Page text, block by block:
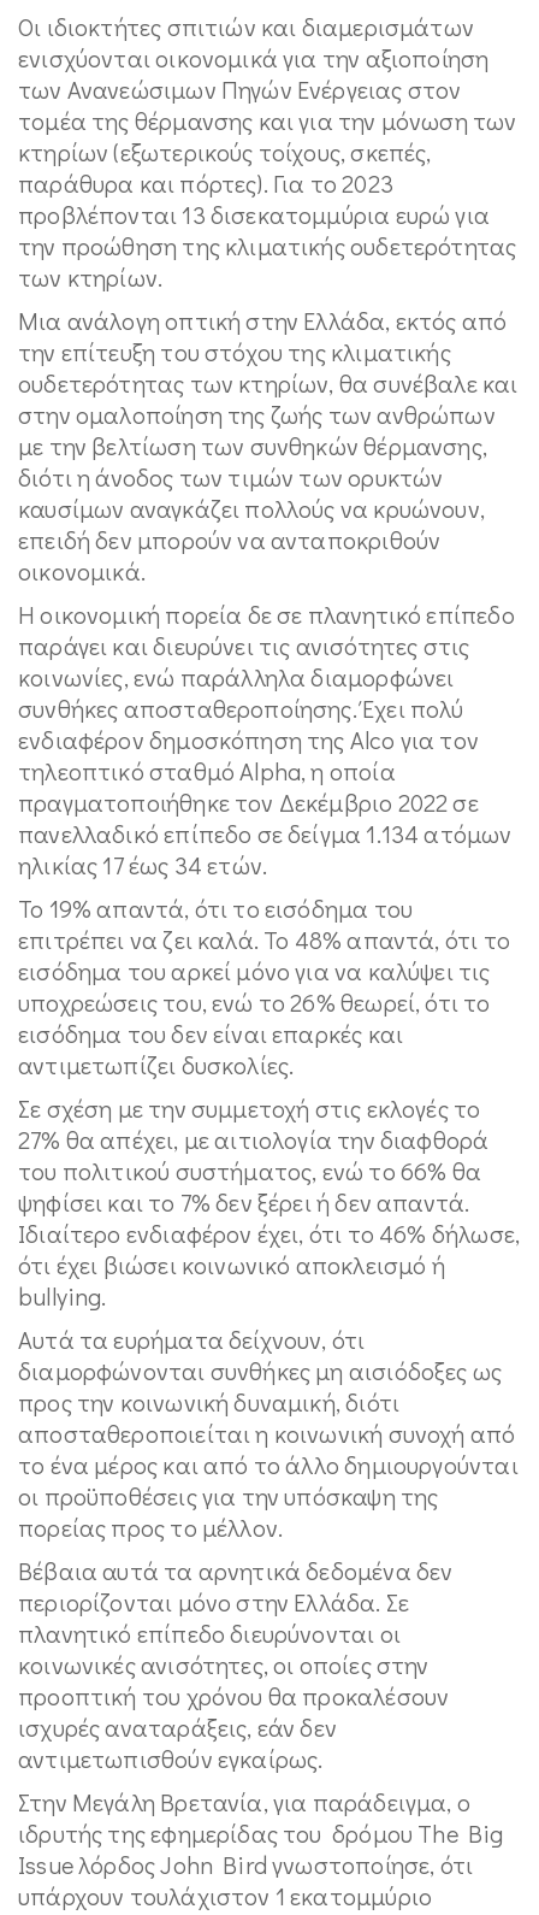
Οι ιδιοκτήτες σπιτιών και διαμερισμάτων
ενισχύονται οικονομικά για την αξιοποίηση
των Ανανεώσιμων Πηγών Ενέργειας στον
τομέα της θέρμανσης και για την μόνωση των
κτηρίων (εξωτερικούς τοίχους, σκεπές,
παράθυρα και πόρτες). Για το 2023
προβλέπονται 13 δισεκατομμύρια ευρώ για
την προώθηση της κλιματικής ουδετερότητας
των κτηρίων.
Μια ανάλογη οπτική στην Ελλάδα, εκτός από
την επίτευξη του στόχου της κλιματικής
ουδετερότητας των κτηρίων, θα συνέβαλε και
στην ομαλοποίηση της ζωής των ανθρώπων
με την βελτίωση των συνθηκών θέρμανσης,
διότι η άνοδος των τιμών των ορυκτών
καυσίμων αναγκάζει πολλούς να κρυώνουν,
επειδή δεν μπορούν να ανταποκριθούν
οικονομικά.
Η οικονομική πορεία δε σε πλανητικό επίπεδο
παράγει και διευρύνει τις ανισότητες στις
κοινωνίες, ενώ παράλληλα διαμορφώνει
συνθήκες αποσταθεροποίησης. Έχει πολύ
ενδιαφέρον δημοσκόπηση της Alco για τον
τηλεοπτικό σταθμό Alpha, η οποία
πραγματοποιήθηκε τον Δεκέμβριο 2022 σε
πανελλαδικό επίπεδο σε δείγμα 1.134 ατόμων
ηλικίας 17 έως 34 ετών.
Το 19% απαντά, ότι το εισόδημα του
επιτρέπει να ζει καλά. Το 48% απαντά, ότι το
εισόδημα του αρκεί μόνο για να καλύψει τις
υποχρεώσεις του, ενώ το 26% θεωρεί, ότι το
εισόδημα του δεν είναι επαρκές και
αντιμετωπίζει δυσκολίες.
Σε σχέση με την συμμετοχή στις εκλογές το
27% θα απέχει, με αιτιολογία την διαφθορά
του πολιτικού συστήματος, ενώ το 66% θα
ψηφίσει και το 7% δεν ξέρει ή δεν απαντά.
Ιδιαίτερο ενδιαφέρον έχει, ότι το 46% δήλωσε,
ότι έχει βιώσει κοινωνικό αποκλεισμό ή
bullying.
Αυτά τα ευρήματα δείχνουν, ότι
διαμορφώνονται συνθήκες μη αισιόδοξες ως
προς την κοινωνική δυναμική, διότι
αποσταθεροποιείται η κοινωνική συνοχή από
το ένα μέρος και από το άλλο δημιουργούνται
οι προϋποθέσεις για την υπόσκαψη της
πορείας προς το μέλλον.
Βέβαια αυτά τα αρνητικά δεδομένα δεν
περιορίζονται μόνο στην Ελλάδα. Σε
πλανητικό επίπεδο διευρύνονται οι
κοινωνικές ανισότητες, οι οποίες στην
προοπτική του χρόνου θα προκαλέσουν
ισχυρές αναταράξεις, εάν δεν
αντιμετωπισθούν εγκαίρως.
Στην Μεγάλη Βρετανία, για παράδειγμα, ο
ιδρυτής της εφημερίδας του δρόμου The Big
Issue λόρδος John Bird γνωστοποίησε, ότι
υπάρχουν τουλάχιστον 1 εκατομμύριο